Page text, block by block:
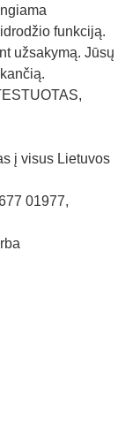
funkciją.
užsakymą. Jūsų
į visus Lietuvos
01977,